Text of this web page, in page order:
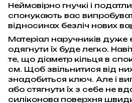
Неймовірно гнучкі і
спонукають вас
відносинах безліч нових
Матеріал наручників дуже
одягнути їх буде легко.
те, що діаметр кільця в
см. Щоб звільнитися від
знадобиться ключ. Але і
або стягнути їх з себе не
силіконова поверхня